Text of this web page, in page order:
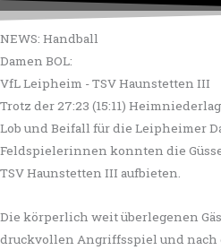
Zum
Inhalt
springen
NEWS: Handball
Damen BOL:
VfL Leipheim - TSV Haunstetten III
Trotz der 27:23 (15:11)
Lob und Beifall für die Leipheimer
Feldspielerinnen konnten die
TSV Haunstetten III aufbieten.
Die körperlich weit überlegenen
druckvollen Angriffsspiel und nach